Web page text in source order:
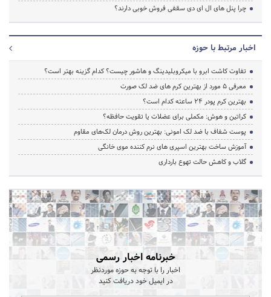
چرا پنل های ال ای دی سقفی فروش خوبی دارند؟
اخبار مرتبط با حوزه
تفاوت کاشت ابرو با میکروبلیدینگ و هاشور چیست؟ کدام گزینه بهتر است؟
معرفی 5 مورد از بهترین کرم های ضد لک صورت
بهترین کرم پودر 24 ساعته کدام است؟
کراتین و هوش: مکملی برای عضلات یا تقویت حافظه؟
پوست شفاف با ضد لک امونی: بهترین روش درمان لک‌های مقاوم
آموزش ساخت بهترین اسپری های نرم‌ کننده موی خانگی
گلاب و کاهش حالت تهوع بارداری
خبرنامه اخبار رسمی
اخبار را با توجه به حوزه موردنظر
در ایمیل خود دریافت کنید